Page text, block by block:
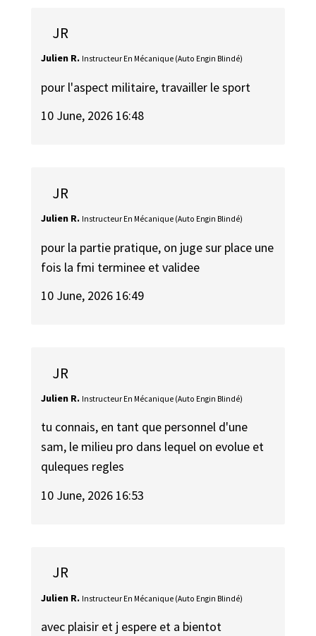
JR
Julien R. Instructeur En Mécanique (Auto Engin Blindé)
pour l'aspect militaire, travailler le sport
10 June, 2026 16:48
JR
Julien R. Instructeur En Mécanique (Auto Engin Blindé)
pour la partie pratique, on juge sur place une
fois la fmi terminee et validee
10 June, 2026 16:49
JR
Julien R. Instructeur En Mécanique (Auto Engin Blindé)
tu connais, en tant que personnel d'une
sam, le milieu pro dans lequel on evolue et
quleques regles
10 June, 2026 16:53
JR
Julien R. Instructeur En Mécanique (Auto Engin Blindé)
avec plaisir et j espere et a bientot